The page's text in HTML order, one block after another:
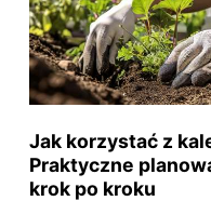
Jak korzystać z
Praktyczne
krok po kroku